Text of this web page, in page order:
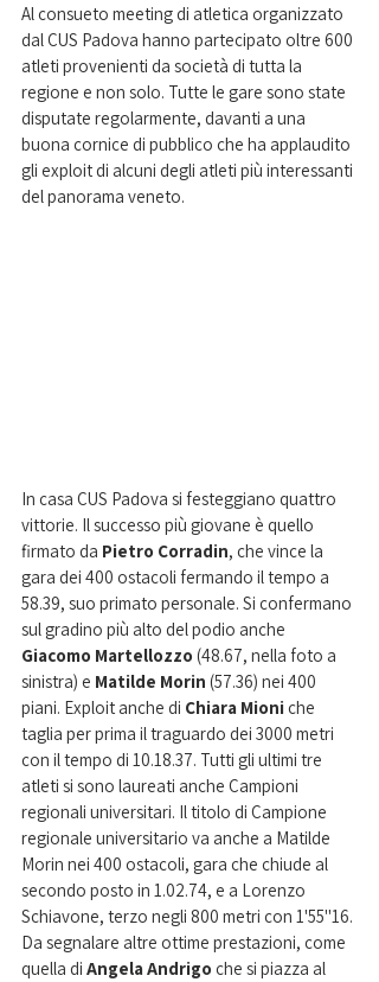
Al consueto meeting di atletica organizzato
dal CUS Padova hanno partecipato oltre 600
atleti provenienti da società di tutta la
regione e non solo. Tutte le gare sono state
disputate regolarmente, davanti a una
buona cornice di pubblico che ha applaudito
gli exploit di alcuni degli atleti più interessanti
del panorama veneto.
In casa CUS Padova si festeggiano quattro
vittorie. Il successo più giovane è quello
firmato da Pietro Corradin, che vince la
gara dei 400 ostacoli fermando il tempo a
58.39, suo primato personale. Si confermano
sul gradino più alto del podio anche
Giacomo Martellozzo (48.67, nella foto a
sinistra) e Matilde Morin (57.36) nei 400
piani. Exploit anche di Chiara Mioni che
taglia per prima il traguardo dei 3000 metri
con il tempo di 10.18.37. Tutti gli ultimi tre
atleti si sono laureati anche Campioni
regionali universitari. Il titolo di Campione
regionale universitario va anche a Matilde
Morin nei 400 ostacoli, gara che chiude al
secondo posto in 1.02.74, e a Lorenzo
Schiavone, terzo negli 800 metri con 1'55"16.
Da segnalare altre ottime prestazioni, come
quella di Angela Andrigo che si piazza al